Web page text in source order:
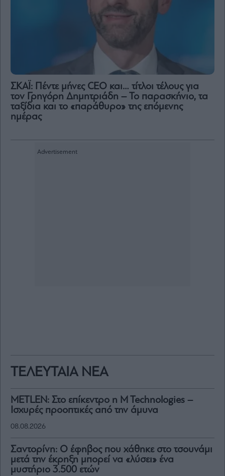
ΤΕΛΕΥΤΑΙΑ ΝΕΑ
METLEN: Στο επίκεντρο η M Technologies –
Ισχυρές προοπτικές από την άμυνα
08.08.2026
Σαντορίνη: Ο έφηβος που χάθηκε στο τσουνάμι
μετά την έκρηξη μπορεί να «λύσει» ένα
μυστήριο 3.500 ετών
ΣΚΑΪ: Πέντε μήνες CEO και… τίτλοι τέλους για
τον Γρηγόρη Δημητριάδη – Το παρασκήνιο, τα
ταξίδια και το «παράθυρο» της επόμενης
ημέρας